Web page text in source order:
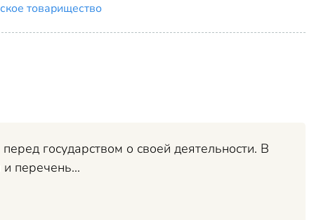
товарищество
государством о своей деятельности. В
перечень...